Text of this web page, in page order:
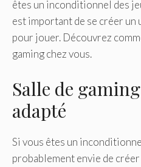
êtes un inconditionnel des
est important de se créer un
pour jouer. Découvrez
gaming chez vous.
Salle de gaming
adapté
Si vous êtes un
probablement envie de